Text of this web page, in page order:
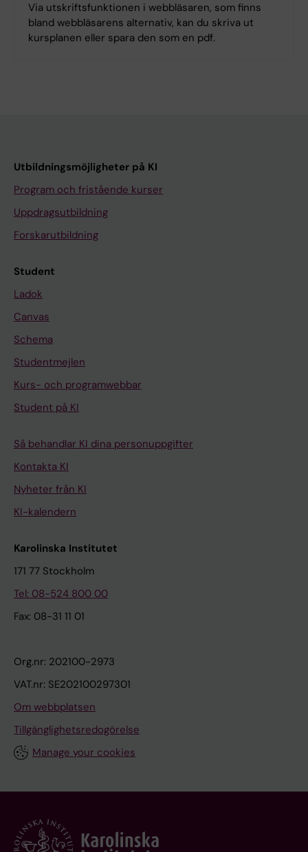
Via utskriftsfunktionen i webbläsaren, som finns
bland webbläsarens alternativ, kan du skriva ut
kursplanen eller spara den som en pdf.
Utbildningsmöjligheter på KI
Program och fristående kurser
Uppdragsutbildning
Forskarutbildning
Student
Ladok
Canvas
Schema
Studentmejlen
Kurs- och programwebbar
Student på KI
Så behandlar KI dina personuppgifter
Kontakta KI
Nyheter från KI
KI-kalendern
Karolinska Institutet
171 77 Stockholm
Tel: 08-524 800 00
Fax: 08-31 11 01
Org.nr: 202100-2973
VAT.nr: SE202100297301
Om webbplatsen
Tillgänglighetsredogörelse
Manage your cookies